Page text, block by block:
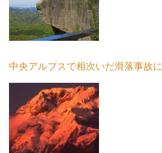
中央アルプスで相次いだ滑落事故